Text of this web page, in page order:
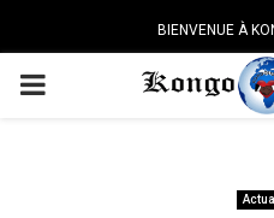
BIENVENUE À
PRIMARY